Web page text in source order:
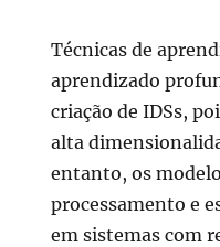
Técnicas de
aprendizado
criação de IDSs,
alta
entanto, os
processamento e
em sistemas com